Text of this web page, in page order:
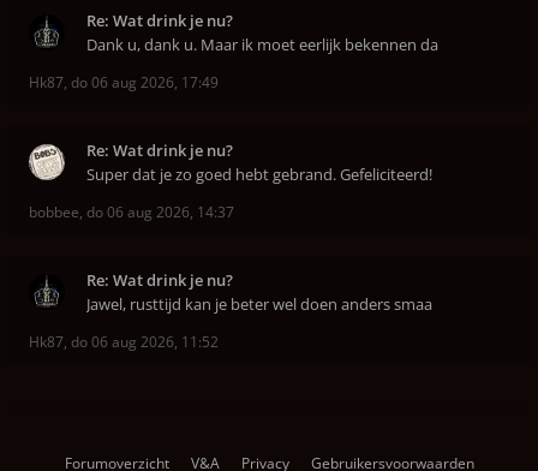
Re: Wat drink je nu?
Dank u, dank u. Maar ik moet eerlijk bekennen da
Hk87, do 06 aug 2026, 17:49
Re: Wat drink je nu?
Super dat je zo goed hebt gebrand. Gefeliciteerd!
bobbee, do 06 aug 2026, 14:37
Re: Wat drink je nu?
Jawel, rusttijd kan je beter wel doen anders smaa
Hk87, do 06 aug 2026, 11:52
Forumoverzicht V&A Privacy Gebruikersvoorwaarden